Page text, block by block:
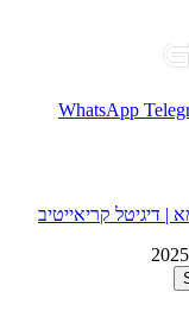
WhatsApp
| דיגיטל קריאייטיב